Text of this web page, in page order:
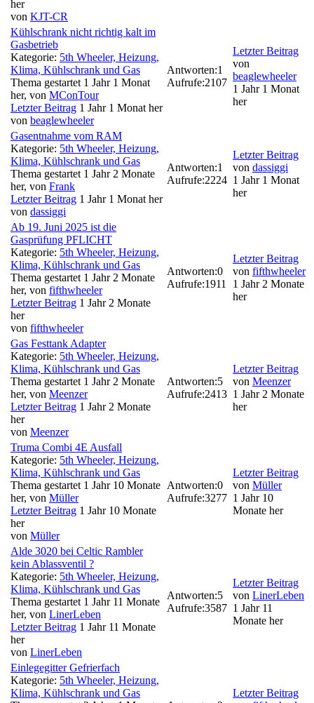
her
von KJT-CR
Kühlschrank nicht richtig kalt im
Gasbetrieb
Kategorie: 5th Wheeler, Heizung,
Klima, Kühlschrank und Gas
Thema gestartet 1 Jahr 1 Monat
her, von MConTour
Letzter Beitrag 1 Jahr 1 Monat her
von beaglewheeler
Antworten:1
Aufrufe:2107
Letzter Beitrag
von
beaglewheeler
1 Jahr 1 Monat
her
Gasentnahme vom RAM
Kategorie: 5th Wheeler, Heizung,
Klima, Kühlschrank und Gas
Thema gestartet 1 Jahr 2 Monate
her, von Frank
Letzter Beitrag 1 Jahr 1 Monat her
von dassiggi
Antworten:1
Aufrufe:2224
Letzter Beitrag
von dassiggi
1 Jahr 1 Monat
her
Ab 19. Juni 2025 ist die
Gasprüfung PFLICHT
Kategorie: 5th Wheeler, Heizung,
Klima, Kühlschrank und Gas
Thema gestartet 1 Jahr 2 Monate
her, von fifthwheeler
Letzter Beitrag 1 Jahr 2 Monate
her
von fifthwheeler
Antworten:0
Aufrufe:1911
Letzter Beitrag
von fifthwheeler
1 Jahr 2 Monate
her
Gas Festtank Adapter
Kategorie: 5th Wheeler, Heizung,
Klima, Kühlschrank und Gas
Thema gestartet 1 Jahr 2 Monate
her, von Meenzer
Letzter Beitrag 1 Jahr 2 Monate
her
von Meenzer
Antworten:5
Aufrufe:2413
Letzter Beitrag
von Meenzer
1 Jahr 2 Monate
her
Truma Combi 4E Ausfall
Kategorie: 5th Wheeler, Heizung,
Klima, Kühlschrank und Gas
Thema gestartet 1 Jahr 10 Monate
her, von Müller
Letzter Beitrag 1 Jahr 10 Monate
her
von Müller
Antworten:0
Aufrufe:3277
Letzter Beitrag
von Müller
1 Jahr 10
Monate her
Alde 3020 bei Celtic Rambler
kein Ablassventil ?
Kategorie: 5th Wheeler, Heizung,
Klima, Kühlschrank und Gas
Thema gestartet 1 Jahr 11 Monate
her, von LinerLeben
Letzter Beitrag 1 Jahr 11 Monate
her
von LinerLeben
Antworten:5
Aufrufe:3587
Letzter Beitrag
von LinerLeben
1 Jahr 11
Monate her
Einlegegitter Gefrierfach
Kategorie: 5th Wheeler, Heizung,
Klima, Kühlschrank und Gas
Letzter Beitrag